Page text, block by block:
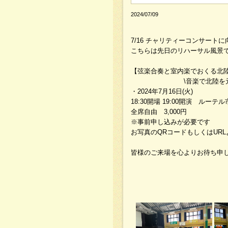
2024/07/09
7/16 チャリティーコンサートに
こちらは先日のリハーサル風景
【弦楽合奏と室内楽でおくる
\音楽で北陸を元
・2024年7月16日(火)
18:30開場 19:00開演 ルーテル
全席自由 3,000円
※事前申し込みが必要です
お写真のQRコードもしくは
皆様のご来場を心よりお待ち申